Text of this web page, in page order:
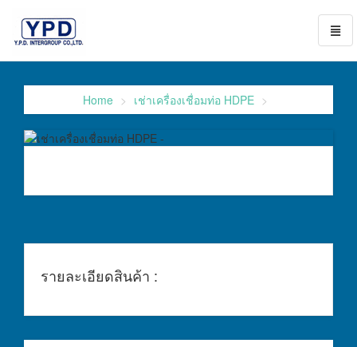
go
Home เช่าเครื่องเชื่อมท่อ HDPE
รายละเอียดสินค้า :